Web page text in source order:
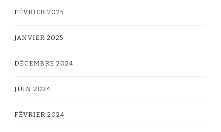
FÉVRIER 2025
JANVIER 2025
DÉCEMBRE 2024
JUIN 2024
FÉVRIER 2024